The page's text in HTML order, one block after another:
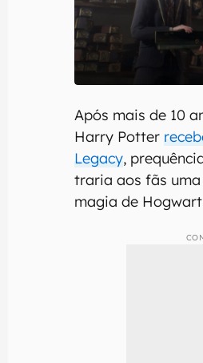
Após mais de 10
Harry Potter
Legacy,
traria aos fãs
magia de